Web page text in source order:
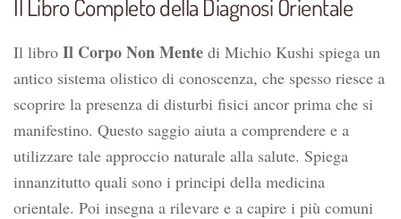
Il Libro Completo della Diagnosi Orientale
Il libro Il Corpo Non Mente di Michio Kushi spiega un
antico sistema olistico di conoscenza, che spesso riesce a
scoprire la presenza di disturbi fisici ancor prima che si
manifestino. Questo saggio aiuta a comprendere e a
utilizzare tale approccio naturale alla salute. Spiega
innanzitutto quali sono i principi della medicina
orientale. Poi insegna a rilevare e a capire i più comuni